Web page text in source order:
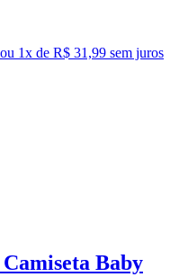
ou 1x de R$ 31,99 sem juros
Baby